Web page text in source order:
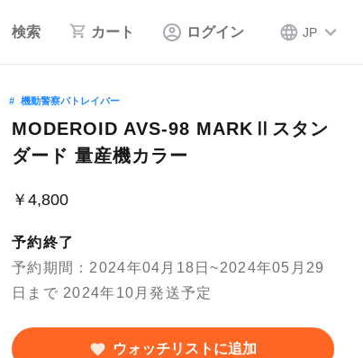
検索 カート ログイン JP
機動警察パトレイバー
MODEROID AVS-98 MARKⅡスタン
ダード 量産機カラー
￥4,800
予約終了
予約期間：2024年04月18日~2024年05月29
日まで 2024年10月発送予定
ウォッチリストに追加